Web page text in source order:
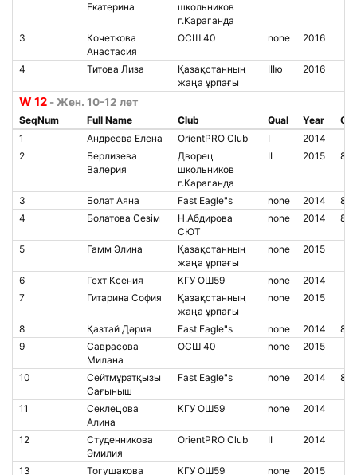
Екатерина
школьников
г.Караганда
3
Кочеткова
Анастасия
ОСШ 40 none 2016
4 Титова Лиза
Қазақстанның
жаңа ұрпағы
IIIю 2016
W 12 - Жен. 10-12 лет
SeqNum Full Name Club Qual Year
1
Андреева Елена OrientPRO Club I
2014
2
Берлизева
Валерия
Дворец
школьников
г.Караганда
II 2015
3 Болат Аяна Fast Eagle"s none 2014
4
Болатова Сезім
Н.Абдирова
СЮТ
none 2014
5 Гамм Элина
Қазақстанның
жаңа ұрпағы
none 2015
6 Гехт Ксения КГУ ОШ59 none
2014
7
Гитарина София
Қазақстанның
жаңа ұрпағы
none 2015
8 Қазтай Дәрия Fast Eagle"s none 2014
9
Саврасова
Милана
ОСШ 40 none 2015
10
Сейтмұратқызы
Сағыныш
Fast Eagle"s none 2014
11
Секлецова
Алина
КГУ ОШ59 none 2014
12
Студенникова
Эмилия
OrientPRO Club II 2014
13
Тогушакова
КГУ ОШ59 none 2015